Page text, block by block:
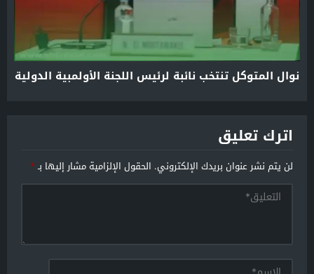
نوال المتوكل تنتخب نائبة لرئيس اللجنة الأولمبية الدولية
اترك تعليق
لن يتم نشر عنوان بريدك الإلكتروني. الحقول الإلزامية مشار إليها بـ*